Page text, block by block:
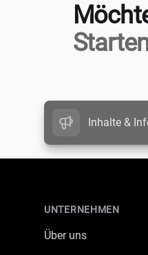
Inhalte &
UNTERNEHMEN
Über uns